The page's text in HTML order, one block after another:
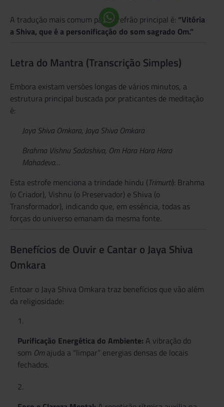
A tradução mais comum para o refrão principal é: “Vitória
a Shiva, que é a personificação do som sagrado Om.”
Letra do Mantra (Transcrição Simples)
Embora existam versões longas de vários minutos, a
estrutura principal buscada por praticantes de meditação
é:
Jaya Shiva Omkara, Jaya Shiva Omkara
Brahma Vishnu Sadashiva, Om Hara Hara Hara
Mahadeva…
Esta estrofe menciona a trindade hindu (Trimurti): Brahma
(o Criador), Vishnu (o Preservador) e Shiva (o
Transformador), indicando que, em essência, todas as
forças do universo emanam da mesma fonte.
Benefícios de Ouvir e Cantar o Jaya Shiva
Omkara
Entoar o Jaya Shiva Omkara traz benefícios que vão além
da religiosidade:
Purificação Energética do Ambiente: A vibração do
som Omajuda a “limpar” energias densas de locais
fechados.